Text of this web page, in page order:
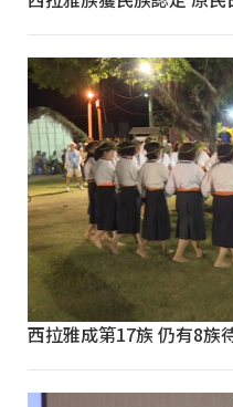
西拉雅成第17族 仍有8族